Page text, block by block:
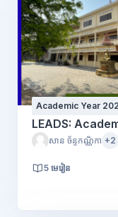
Academic Year
LEADS:
សាន ច័ន្ទកណ្ណិកា +2
5 មេរៀន